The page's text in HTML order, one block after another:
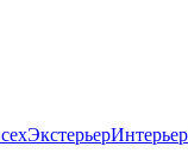
ЭкстерьерИнтерьер